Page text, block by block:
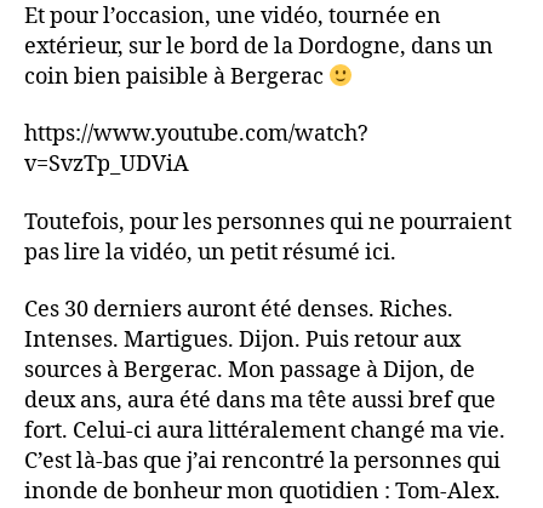
Et pour l’occasion, une vidéo, tournée en
extérieur, sur le bord de la Dordogne, dans un
coin bien paisible à Bergerac
https://www.youtube.com/watch?
v=SvzTp_UDViA
Toutefois, pour les personnes qui ne pourraient
pas lire la vidéo, un petit résumé ici.
Ces 30 derniers auront été denses. Riches.
Intenses. Martigues. Dijon. Puis retour aux
sources à Bergerac. Mon passage à Dijon, de
deux ans, aura été dans ma tête aussi bref que
fort. Celui-ci aura littéralement changé ma vie.
C’est là-bas que j’ai rencontré la personnes qui
inonde de bonheur mon quotidien : Tom-Alex.